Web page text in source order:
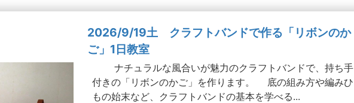
2026/9/19土 クラフトバンドで作る「リボンのか
ご」1日教室
ナチュラルな風合いが魅力のクラフトバンドで、持ち手
付きの「リボンのかご」を作ります。 底の組み方や編みひ
もの始末など、クラフトバンドの基本を学べる...